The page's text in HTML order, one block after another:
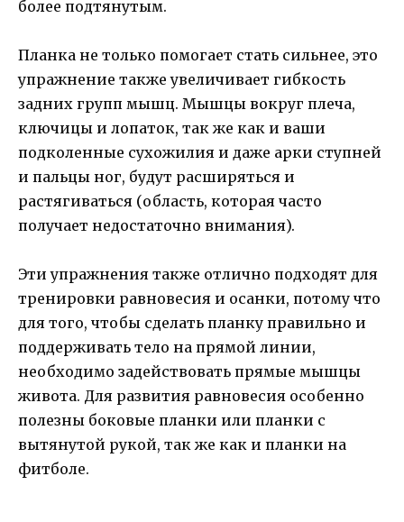
более подтянутым.
Планка не только помогает стать сильнее, это
упражнение также увеличивает гибкость
задних групп мышц. Мышцы вокруг плеча,
ключицы и лопаток, так же как и ваши
подколенные сухожилия и даже арки ступней
и пальцы ног, будут расширяться и
растягиваться (область, которая часто
получает недостаточно внимания).
Эти упражнения также отлично подходят для
тренировки равновесия и осанки, потому что
для того, чтобы сделать планку правильно и
поддерживать тело на прямой линии,
необходимо задействовать прямые мышцы
живота. Для развития равновесия особенно
полезны боковые планки или планки с
вытянутой рукой, так же как и планки на
фитболе.